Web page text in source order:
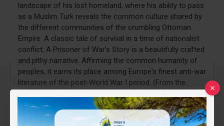
landscape of his lost homeland, where his ability to pass
as a Muslim Turk reveals the common culture shared by
the different communities of the crumbling Ottoman
Empire. A classic tale of survival in a time of nationalist
conflict, A Prisoner of War's Story is a beautifully crafted
and pithy narrative. Affirming the common humanity of
peoples, it earns its place among Europe's finest anti-war
literature of the post-World War I period. (From the
ISBN:9786185369668